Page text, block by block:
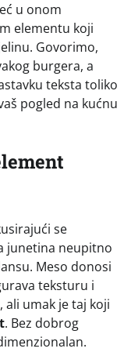
u onom
elementu koji
Govorimo,
burgera, a
teksta toliko
pogled na kućnu
se
junetina neupitno
Meso donosi
teksturu i
ali umak je taj koji
. Bez dobrog